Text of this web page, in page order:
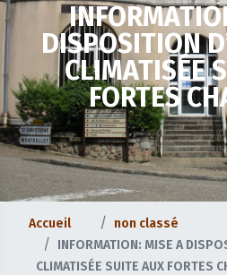
DISPOSITION
CLIMATISÉE
FORTES
Accueil
non classé
INFORMATION: MISE A
CLIMATISÉE SUITE AUX FORTES